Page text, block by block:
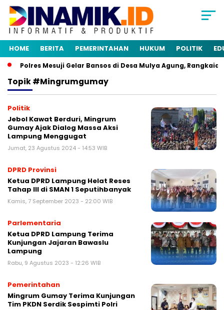
HOME BERITA PEMERINTAHAN HUKUM POLITIK
Polres Mesuji Gelar Bansos di Desa Mulya Agung, Rangkaian
Topik#mingrumgumay
Politik
Jebol Kawat Berduri, Mingrum
Gumay Ajak Dialog Massa Aksi
Lampung Menggugat
Jumat, 23 Agustus 2024 - 14:53 WIB
DPRD Provinsi
Ketua DPRD Lampung Helat Reses
Tahap III di SMAN 1 Seputihbanyak
Kamis, 7 September 2023 - 22:00 WIB
Parlementaria
Ketua DPRD Lampung Terima
Kunjungan Jajaran Bawaslu
Lampung
Rabu, 9 Agustus 2023 - 12:26 WIB
Pemerintahan
Mingrum Gumay Terima Kunjungan
Tim PKDN Serdik Sespimti Polri